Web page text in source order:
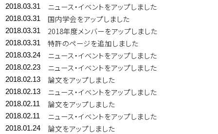
2018.03.31 ニュース・イベントをアップしました
2018.03.31 国内学会をアップしました
2018.03.31 2018年度メンバーをアップしました
2018.03.31 特許のページを追加しました
2018.03.24 ニュース・イベントをアップしました
2018.02.23 ニュース・イベントをアップしました
2018.02.13 論文をアップしました
2018.02.13 ニュース・イベントをアップしました
2018.02.11 論文をアップしました
2018.02.11 ニュース・イベントをアップしました
2018.01.24 論文をアップしました